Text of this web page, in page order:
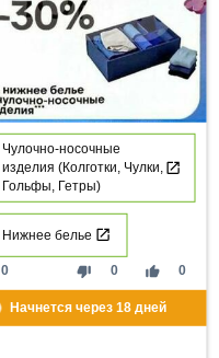
Чулочно-носочные
изделия (Колготки, Чулки,
Гольфы, Гетры)
Нижнее белье
thumb_down 0 thumb_up 0
0
Начнется через 18дней